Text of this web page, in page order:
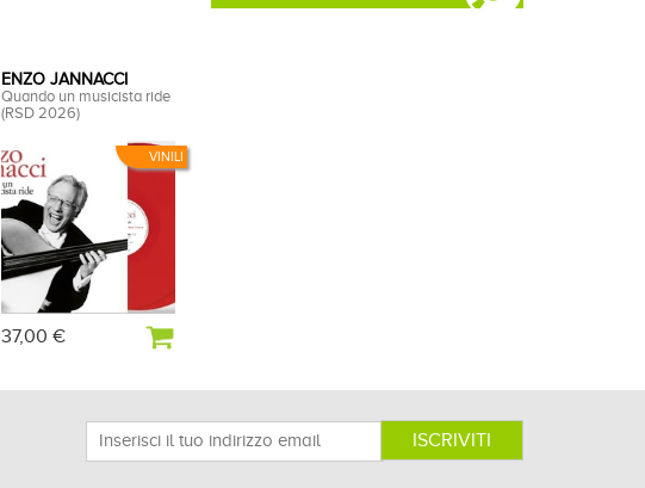
VINILI
ENZO JANNACCI
Quando un musicista ride
(RSD 2026)
37,00 €